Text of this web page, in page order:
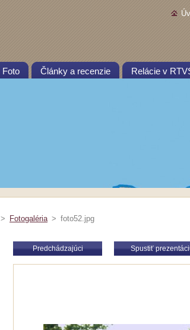
Foto Články a recenzie Relácie v
> Fotogaléria > foto52.jpg
Predchádzajúci Spustiť